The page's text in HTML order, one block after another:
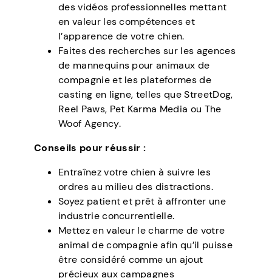
des vidéos professionnelles mettant
en valeur les compétences et
l’apparence de votre chien.
Faites des recherches sur les agences
de mannequins pour animaux de
compagnie et les plateformes de
casting en ligne, telles que StreetDog,
Reel Paws, Pet Karma Media ou The
Woof Agency.
Conseils pour réussir :
Entraînez votre chien à suivre les
ordres au milieu des distractions.
Soyez patient et prêt à affronter une
industrie concurrentielle.
Mettez en valeur le charme de votre
animal de compagnie afin qu’il puisse
être considéré comme un ajout
précieux aux campagnes